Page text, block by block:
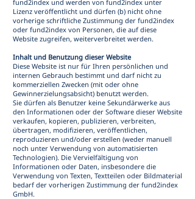
fund2index und werden von fund2index unter
Lizenz veröffentlicht und dürfen (b) nicht ohne
vorherige schriftliche Zustimmung der fund2index
oder fund2index von Personen, die auf diese
Website zugreifen, weiterverbreitet werden.
Inhalt und Benutzung dieser Website
Diese Website ist nur für Ihren persönlichen und
internen Gebrauch bestimmt und darf nicht zu
kommerziellen Zwecken (mit oder ohne
Gewinnerzielungsabsicht) benutzt werden.
Sie dürfen als Benutzer keine Sekundärwerke aus
den Informationen oder der Software dieser Website
verkaufen, kopieren, publizieren, verbreiten,
übertragen, modifizieren, veröffentlichen,
reproduzieren und/oder erstellen (weder manuell
noch unter Verwendung von automatisierten
Technologien). Die Vervielfältigung von
Informationen oder Daten, insbesondere die
Verwendung von Texten, Textteilen oder Bildmaterial
bedarf der vorherigen Zustimmung der fund2index
GmbH.